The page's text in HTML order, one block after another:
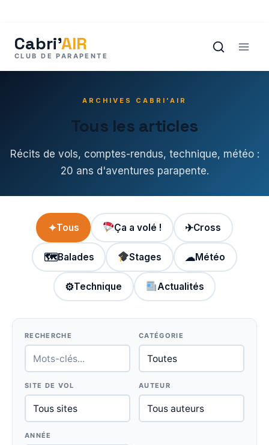
contenu
ARCHIVES CABRI'AIR
Tous les articles
Récits de vols, comptes-rendus, technique, météo :
20 ans d'aventures parapente.
✦Tous Ça a volé ! ✈Cross
🗺Balades Stages ☁Météo
⚙Technique Actualités
RECHERCHE CATÉGORIE
SITE DE VOL AUTEUR
ANNÉE